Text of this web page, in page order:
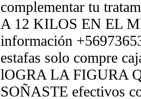
complementar tu
A 12 KILOS EN EL
información
estafas solo compre
lOGRA LA FIGURA
SOÑASTE efectivos